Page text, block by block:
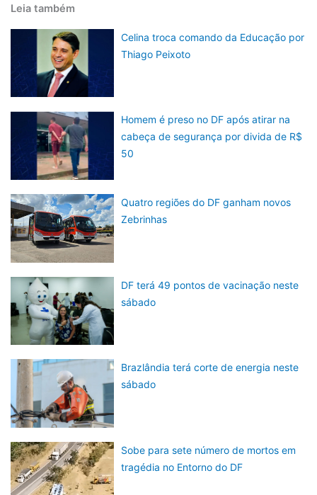
Leia também
Celina troca comando da Educação por
Thiago Peixoto
Homem é preso no DF após atirar na
cabeça de segurança por divida de R$
50
Quatro regiões do DF ganham novos
Zebrinhas
DF terá 49 pontos de vacinação neste
sábado
Brazlândia terá corte de energia neste
sábado
Sobe para sete número de mortos em
tragédia no Entorno do DF